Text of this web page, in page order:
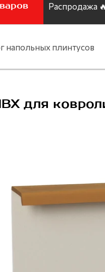
Распродажа
напольных плинтусов
для